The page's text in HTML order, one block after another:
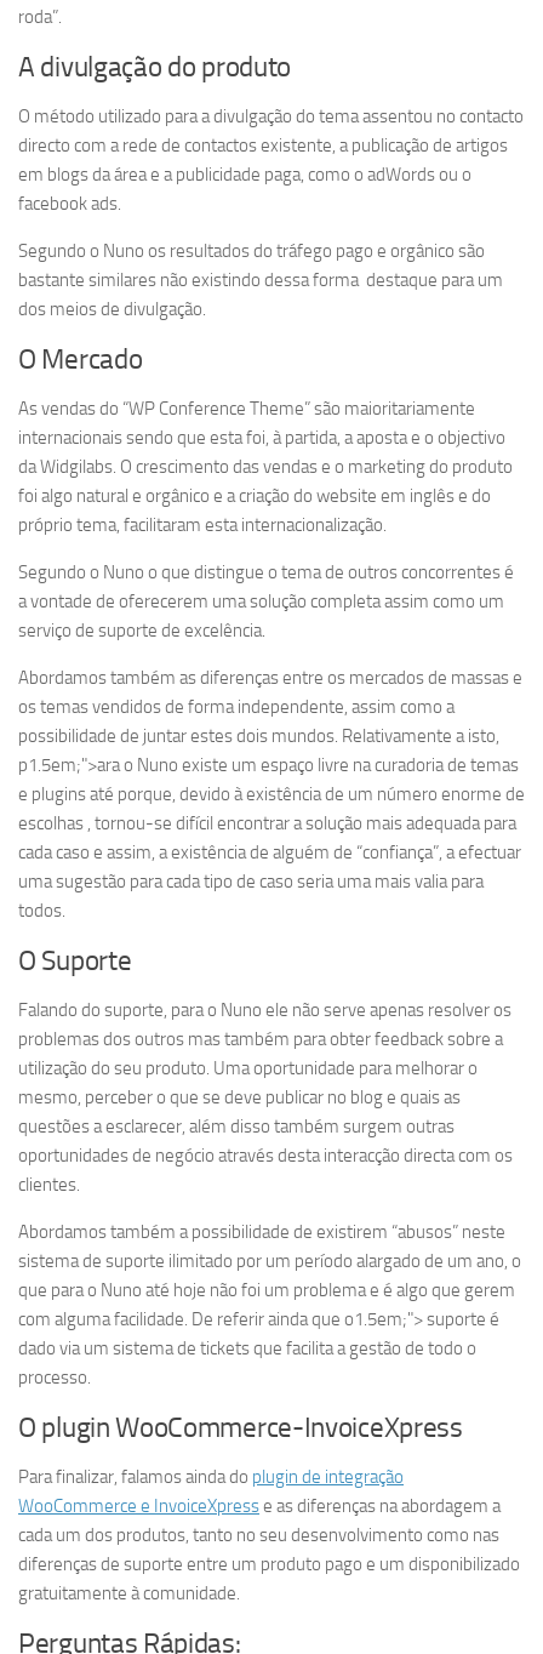
roda”.
A divulgação do produto
O método utilizado para a divulgação do tema assentou no contacto
directo com a rede de contactos existente, a publicação de artigos
em blogs da área e a publicidade paga, como o adWords ou o
facebook ads.
Segundo o Nuno os resultados do tráfego pago e orgânico são
bastante similares não existindo dessa forma destaque para um
dos meios de divulgação.
O Mercado
As vendas do “WP Conference Theme” são maioritariamente
internacionais sendo que esta foi, à partida, a aposta e o objectivo
da Widgilabs. O crescimento das vendas e o marketing do produto
foi algo natural e orgânico e a criação do website em inglês e do
próprio tema, facilitaram esta internacionalização.
Segundo o Nuno o que distingue o tema de outros concorrentes é
a vontade de oferecerem uma solução completa assim como um
serviço de suporte de excelência.
Abordamos também as diferenças entre os mercados de massas e
os temas vendidos de forma independente, assim como a
possibilidade de juntar estes dois mundos. Relativamente a isto,
p1.5em;">ara o Nuno existe um espaço livre na curadoria de temas
e plugins até porque, devido à existência de um número enorme de
escolhas , tornou-se difícil encontrar a solução mais adequada para
cada caso e assim, a existência de alguém de “confiança”, a efectuar
uma sugestão para cada tipo de caso seria uma mais valia para
todos.
O Suporte
Falando do suporte, para o Nuno ele não serve apenas resolver os
problemas dos outros mas também para obter feedback sobre a
utilização do seu produto. Uma oportunidade para melhorar o
mesmo, perceber o que se deve publicar no blog e quais as
questões a esclarecer, além disso também surgem outras
oportunidades de negócio através desta interacção directa com os
clientes.
Abordamos também a possibilidade de existirem “abusos” neste
sistema de suporte ilimitado por um período alargado de um ano, o
que para o Nuno até hoje não foi um problema e é algo que gerem
com alguma facilidade. De referir ainda que o1.5em;"> suporte é
dado via um sistema de tickets que facilita a gestão de todo o
processo.
O plugin WooCommerce-InvoiceXpress
Para finalizar, falamos ainda do plugin de integração
WooCommerce e InvoiceXpresse as diferenças na abordagem a
cada um dos produtos, tanto no seu desenvolvimento como nas
diferenças de suporte entre um produto pago e um disponibilizado
gratuitamente à comunidade.
Perguntas Rápidas: